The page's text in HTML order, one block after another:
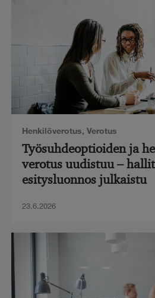
Henkilöverotus, Verotus
Työsuhdeoptioiden ja
verotus uudistuu –
esitysluonnos julkaistu
23.6.2026